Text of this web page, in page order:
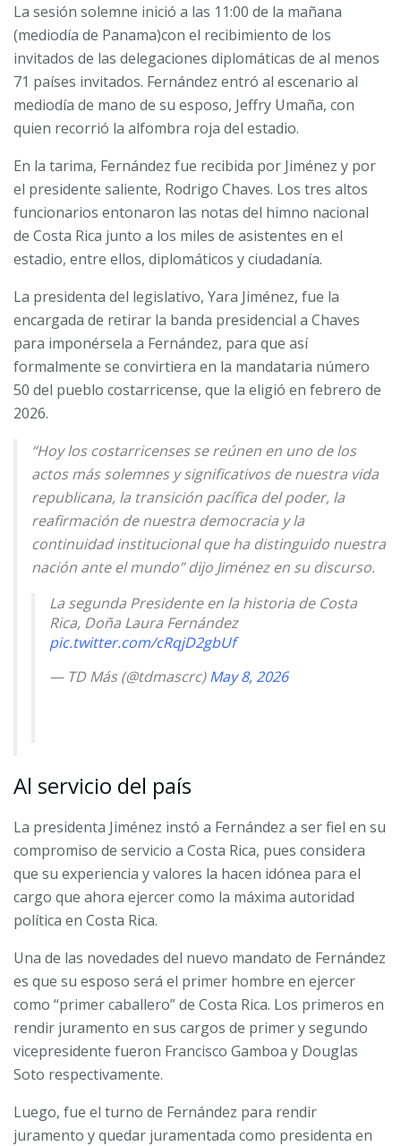
La sesión solemne inició a las 11:00 de la mañana
(mediodía de Panama)con el recibimiento de los
invitados de las delegaciones diplomáticas de al menos
71 países invitados. Fernández entró al escenario al
mediodía de mano de su esposo, Jeffry Umaña, con
quien recorrió la alfombra roja del estadio.
En la tarima, Fernández fue recibida por Jiménez y por
el presidente saliente, Rodrigo Chaves. Los tres altos
funcionarios entonaron las notas del himno nacional
de Costa Rica junto a los miles de asistentes en el
estadio, entre ellos, diplomáticos y ciudadanía.
La presidenta del legislativo, Yara Jiménez, fue la
encargada de retirar la banda presidencial a Chaves
para imponérsela a Fernández, para que así
formalmente se convirtiera en la mandataria número
50 del pueblo costarricense, que la eligió en febrero de
2026.
“Hoy los costarricenses se reúnen en uno de los
actos más solemnes y significativos de nuestra vida
republicana, la transición pacífica del poder, la
reafirmación de nuestra democracia y la
continuidad institucional que ha distinguido nuestra
nación ante el mundo” dijo Jiménez en su discurso.
La segunda Presidente en la historia de Costa
Rica, Doña Laura Fernández
pic.twitter.com/cRqjD2gbUf
— TD Más (@tdmascrc)May 8, 2026
Al servicio del país
La presidenta Jiménez instó a Fernández a ser fiel en su
compromiso de servicio a Costa Rica, pues considera
que su experiencia y valores la hacen idónea para el
cargo que ahora ejercer como la máxima autoridad
política en Costa Rica.
Una de las novedades del nuevo mandato de Fernández
es que su esposo será el primer hombre en ejercer
como “primer caballero” de Costa Rica. Los primeros en
rendir juramento en sus cargos de primer y segundo
vicepresidente fueron Francisco Gamboa y Douglas
Soto respectivamente.
Luego, fue el turno de Fernández para rendir
juramento y quedar juramentada como presidenta en